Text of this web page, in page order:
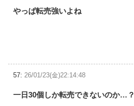
やっぱ転売強いよね
57: 26/01/23(金)22:14:48
一日30個しか転売できないのか…？